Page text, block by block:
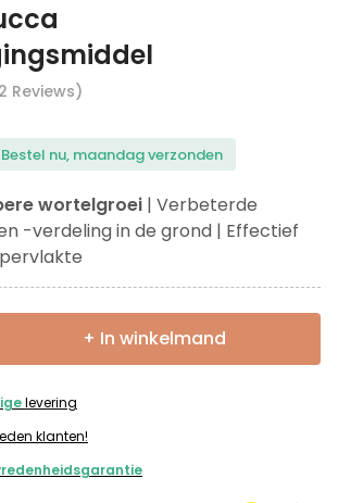
Reviews)
Bestel nu, maandag verzonden
wortelgroei | Verbeterde
-verdeling in de grond | Effectief
+ In winkelmand
levering
klanten!